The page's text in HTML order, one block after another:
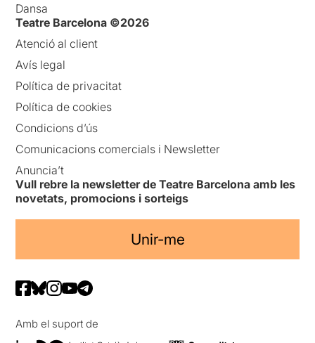
Dansa
Teatre Barcelona ©2026
Atenció al client
Avís legal
Política de privacitat
Política de cookies
Condicions d’ús
Comunicacions comercials i Newsletter
Anuncia’t
Vull rebre la newsletter de Teatre Barcelona amb les
novetats, promocions i sorteigs
Unir-me
Amb el suport de